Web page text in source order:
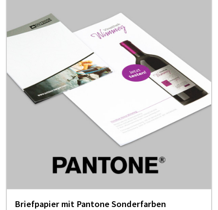
Briefpapier mit Pantone Sonderfarben